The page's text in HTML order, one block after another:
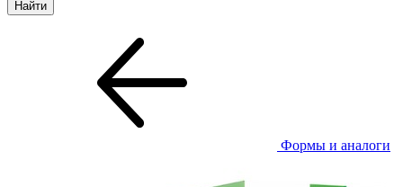
Формы и аналоги